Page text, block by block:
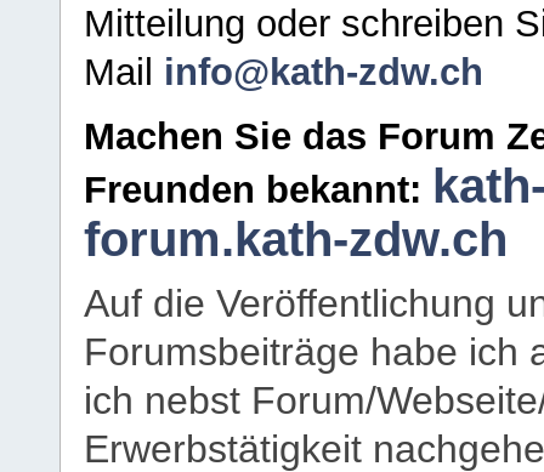
Mitteilung oder schreiben
Mail info@kath-zdw.ch
Machen Sie das Forum
Freunden bekannt:
forum.kath-zdw.ch
Auf die Veröffentlichung
Forumsbeiträge habe ich
ich nebst Forum/
Erwerbstätigkeit